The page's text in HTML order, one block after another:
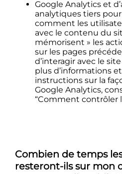
Google Analytics et
analytiques tiers
comment les
avec le contenu du
mémorisent » les
sur les pages
d’interagir avec le
plus d’informations
instructions sur la
Google Analytics,
“Comment contrôler
Combien de temps
resteront-ils sur mon